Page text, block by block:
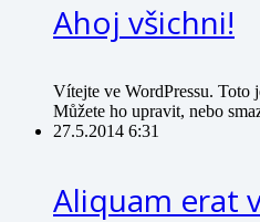
Ahoj všichni!
Vítejte ve WordPressu. Toto
Můžete ho upravit, nebo
27.5.2014 6:31
Aliquam erat